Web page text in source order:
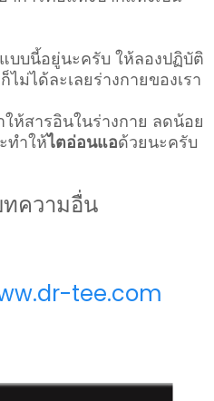
บบนี้อยู่นะครับ ให้ลองปฏิบัติ
ม่ได้ละเลยร่างกายของเรา
ให้สารอินในร่างกาย ลดน้อย
ทำให้ไตอ่อนแอด้วยนะครับ
ทความอื่น
tee.com